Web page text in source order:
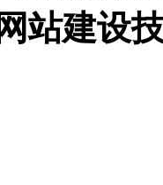
网站建设